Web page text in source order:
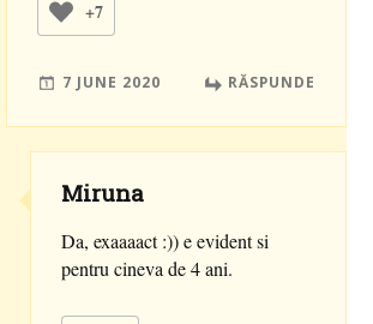
+7
7 JUNE 2020 RĂSPUNDE
Miruna
Da, exaaaact :)) e evident si
pentru cineva de 4 ani.